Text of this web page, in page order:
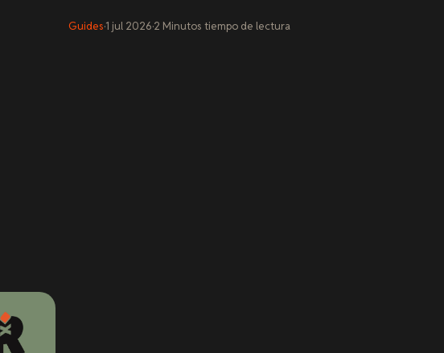
Guides·1 jul 2026·2 Minutos tiempo de lectura